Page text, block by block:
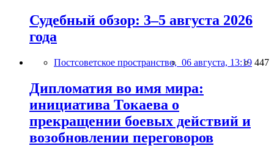
Судебный обзор: 3–5 августа 2026
года
Постсоветское пространство, 06 августа, 13:19 447
Дипломатия во имя мира:
инициатива Токаева о
прекращении боевых действий и
возобновлении переговоров